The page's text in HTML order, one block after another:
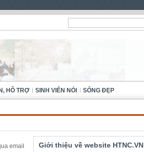
HỖ TRỢ SINH VIÊN NÓI SỐNG ĐẸP
email
Giới thiệu về website HTNC.VN